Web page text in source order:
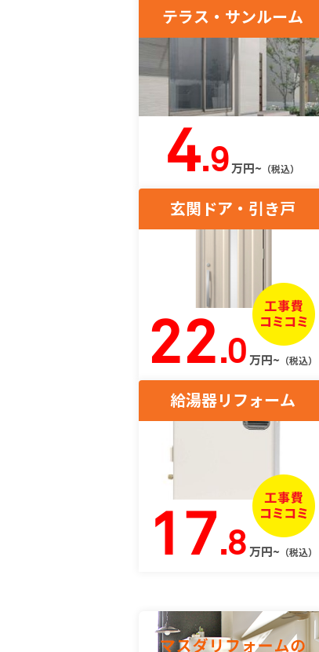
テラス・サンルーム
4.9万円~ （税込）
玄関ドア・引き戸
22.0 万円~ （税込）
給湯器リフォーム
17.8 万円~ （税込）